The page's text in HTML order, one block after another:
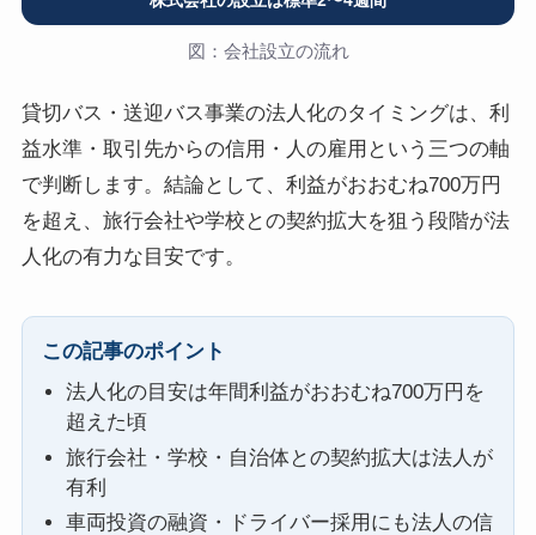
図：会社設立の流れ
貸切バス・送迎バス事業の法人化のタイミングは、利
益水準・取引先からの信用・人の雇用という三つの軸
で判断します。結論として、利益がおおむね700万円
を超え、旅行会社や学校との契約拡大を狙う段階が法
人化の有力な目安です。
この記事のポイント
法人化の目安は年間利益がおおむね700万円を
超えた頃
旅行会社・学校・自治体との契約拡大は法人が
有利
車両投資の融資・ドライバー採用にも法人の信